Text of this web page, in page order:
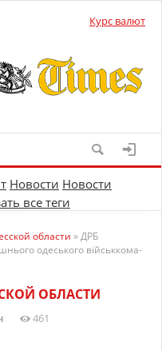
Курс валют
Новости Новости
все теги
области » ДРБ
одеського військкома-
ОБЛАСТИ
461